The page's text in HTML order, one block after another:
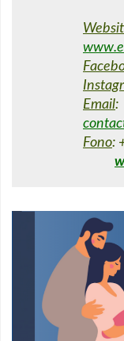
Email:
Fono: